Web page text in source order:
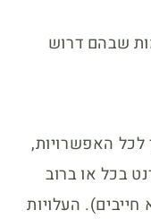
שבהם דרוש
לכל האפשרויות,
בכל או ברוב
העלויות